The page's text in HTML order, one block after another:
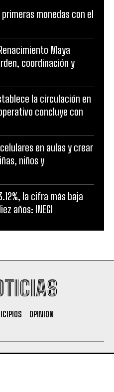
monedas con el
Maya
coordinación y
la circulación en
concluye con
en aulas y crear
niños y
la cifra más baja
años: INEGI
OPINION